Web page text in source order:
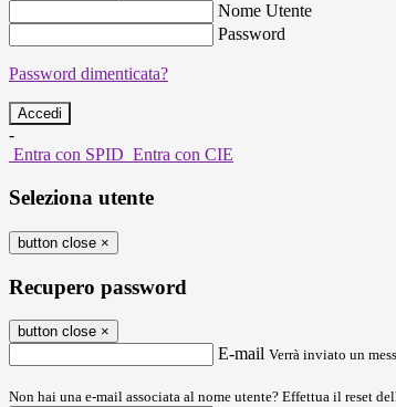
Nome Utente
Password
Password dimenticata?
-
Entra con SPID Entra con CIE
Seleziona utente
button close ×
Recupero password
button close ×
E-mail Verrà inviato un
Non hai una e-mail associata al nome utente? Effettua il reset